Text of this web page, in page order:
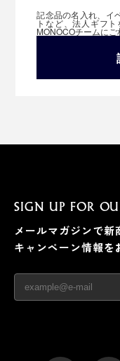
記念品の名入れ、イ
トなど、法人ギフ
MONOCOチームに
SIGN UP FOR
メールマガジンで新
キャンペーン情報を